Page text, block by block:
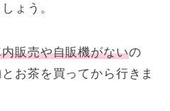
ょう。
内販売や自販機がないの
お茶を買ってから行きま